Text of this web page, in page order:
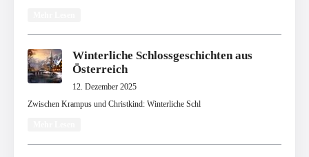
Winterliche Schlossgeschichten aus
Österreich
12. Dezember 2025
Zwischen Krampus und Christkind: Winterliche Schl